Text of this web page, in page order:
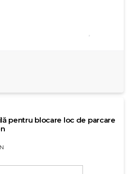
pentru blocare loc de parcare